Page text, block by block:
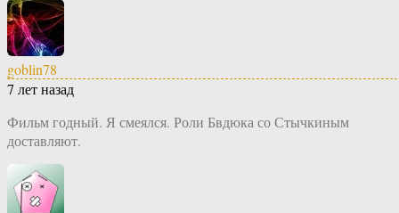
goblin78
7 лет назад
Фильм годный. Я смеялся. Роли Бвдюка со Стычкиным
доставляют.